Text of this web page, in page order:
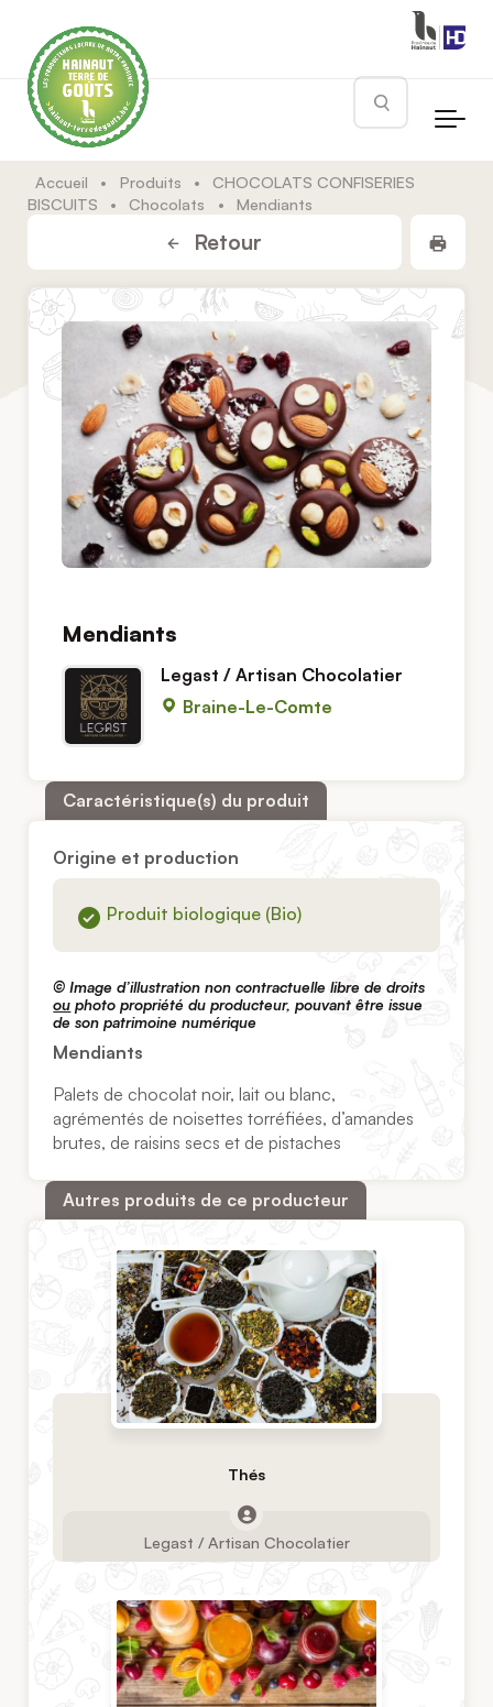
Rechercher
Accueil • Produits •
CHOCOLATS CONFISERIES
BISCUITS
• Chocolats • Mendiants
Retour
Mendiants
Legast / Artisan Chocolatier
Braine-Le-Comte
Caractéristique(s) du produit
© Image d’illustration non contractuelle libre de droits
ou photo propriété du producteur, pouvant être issue
de son patrimoine numérique
Mendiants
Palets de chocolat noir, lait ou blanc,
agrémentés de noisettes torréfiées, d’amandes
brutes, de raisins secs et de pistaches
Origine et production
Produit biologique (Bio)
Autres produits de ce producteur
Thés
Legast / Artisan Chocolatier